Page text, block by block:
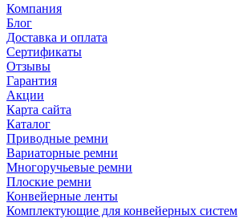
Компания
Блог
Доставка и оплата
Сертификаты
Отзывы
Гарантия
Акции
Карта сайта
Каталог
Приводные ремни
Вариаторные ремни
Многоручьевые ремни
Плоские ремни
Конвейерные ленты
Комплектующие для конвейерных систем